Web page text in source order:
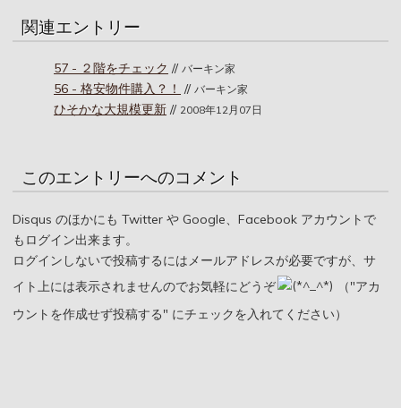
関連エントリー
57 - ２階をチェック // バーキン家
56 - 格安物件購入？！ //バーキン家
ひそかな大規模更新 // 2008年12月07日
このエントリーへのコメント
Disqus のほかにも Twitter や Google、Facebook アカウントで
もログイン出来ます。
ログインしないで投稿するにはメールアドレスが必要ですが、サ
イト上には表示されませんのでお気軽にどうぞ
（"アカ
ウントを作成せず投稿する" にチェックを入れてください）